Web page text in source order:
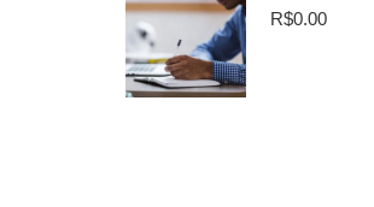
R$0.00